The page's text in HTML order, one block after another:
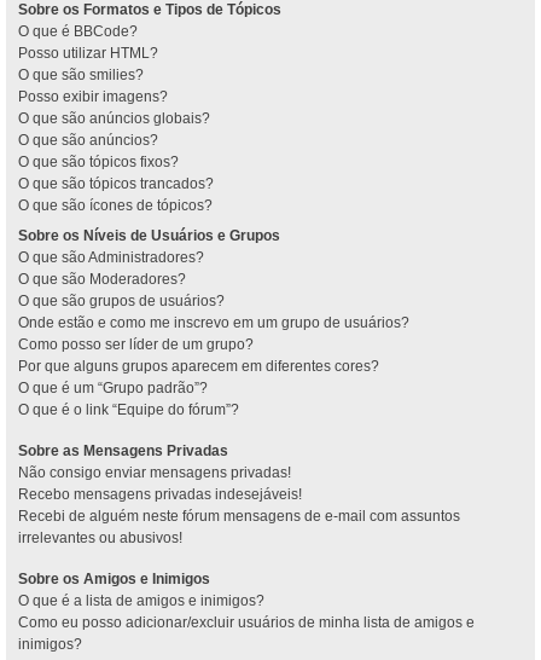
Sobre os Formatos e Tipos de Tópicos
O que é BBCode?
Posso utilizar HTML?
O que são smilies?
Posso exibir imagens?
O que são anúncios globais?
O que são anúncios?
O que são tópicos fixos?
O que são tópicos trancados?
O que são ícones de tópicos?
Sobre os Níveis de Usuários e Grupos
O que são Administradores?
O que são Moderadores?
O que são grupos de usuários?
Onde estão e como me inscrevo em um grupo de usuários?
Como posso ser líder de um grupo?
Por que alguns grupos aparecem em diferentes cores?
O que é um “Grupo padrão”?
O que é o link “Equipe do fórum”?
Sobre as Mensagens Privadas
Não consigo enviar mensagens privadas!
Recebo mensagens privadas indesejáveis!
Recebi de alguém neste fórum mensagens de e-mail com assuntos
irrelevantes ou abusivos!
Sobre os Amigos e Inimigos
O que é a lista de amigos e inimigos?
Como eu posso adicionar/excluir usuários de minha lista de amigos e
inimigos?